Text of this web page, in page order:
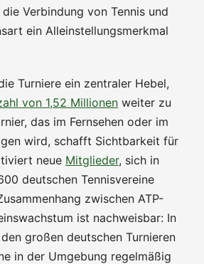
Verbindung von Tennis und
ein Alleinstellungsmerkmal
Turniere ein zentraler Hebel,
von 1,52 Millionen weiter zu
das im Fernsehen oder im
wird, schafft Sichtbarkeit für
neue Mitglieder, sich in
deutschen Tennisvereine
zwischen ATP-
ist nachweisbar: In
großen deutschen Turnieren
in der Umgebung regelmäßig